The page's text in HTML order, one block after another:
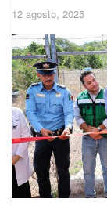
12 agosto, 2025